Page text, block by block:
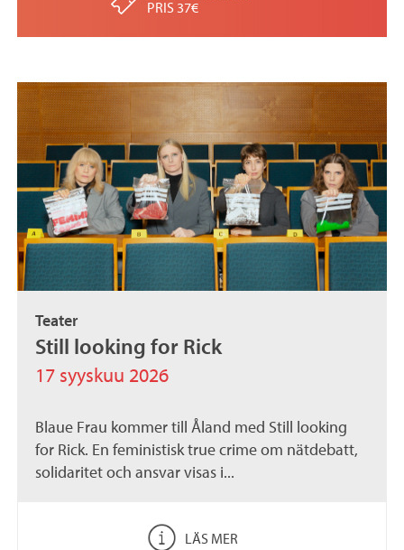
PRIS 37€
Teater
Still looking for Rick
17 syyskuu 2026
Blaue Frau kommer till Åland med Still looking
for Rick. En feministisk true crime om nätdebatt,
solidaritet och ansvar visas i...
LÄS MER